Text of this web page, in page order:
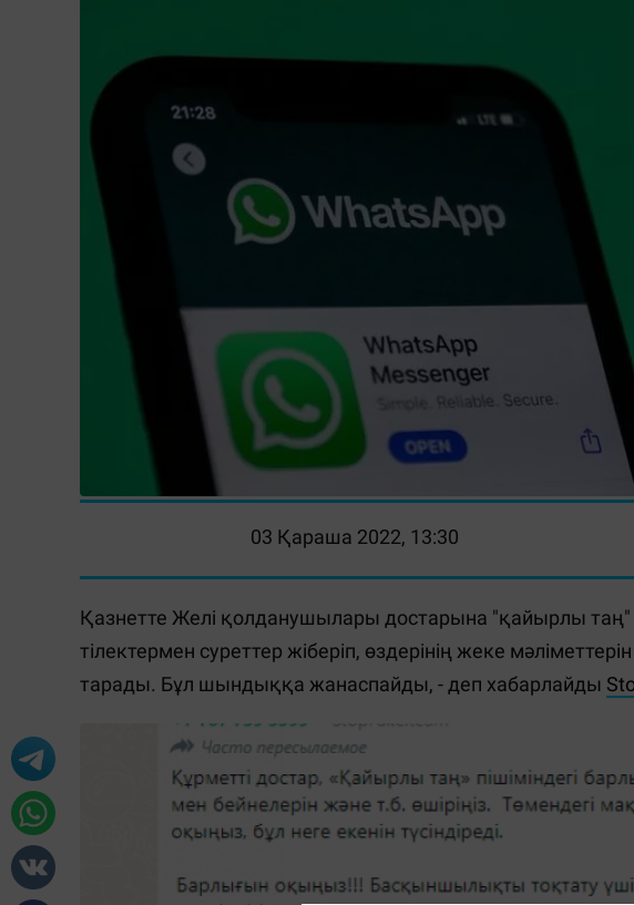
03 Қараша 2022, 13:30
Қазнетте Желі қолданушылары достарына "қайырлы
тілектермен суреттер жіберіп, өздерінің жеке
тарады. Бұл шындыққа жанаспайды, - деп хабарлайды